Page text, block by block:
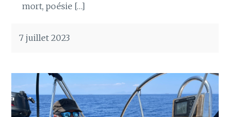
mort, poésie […]
7 juillet 2023